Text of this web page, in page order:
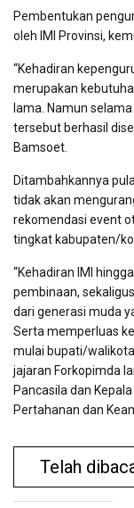
Pembentukan
oleh IMI Provinsi,
“Kehadiran
merupakan
lama. Namun
tersebut berhasil
Bamsoet.
Ditambahkannya
tidak akan
rekomendasi event
tingkat kabupaten/
“Kehadiran IMI
pembinaan,
dari generasi muda
Serta memperluas
mulai bupati/
jajaran Forkopimda
Pancasila dan
Pertahanan dan
Telah